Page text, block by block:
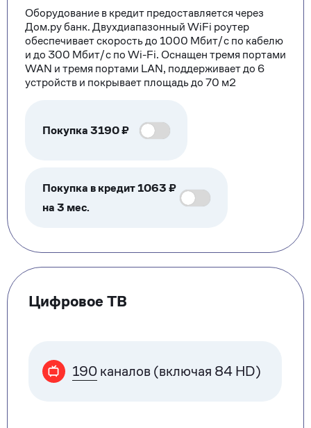
Оборудование в кредит предоставляется через
Дом.ру банк. Двухдиапазонный WiFi роутер
обеспечивает скорость до 1000 Мбит/с по кабелю
и до 300 Мбит/с по Wi-Fi. Оснащен тремя портами
WAN и тремя портами LAN, поддерживает до 6
устройств и покрывает площадь до 70 м2
Покупка3190₽
Покупка в кредит 1063 ₽
на 3 мес.
Цифровое ТВ
190 каналов (включая 84 HD)